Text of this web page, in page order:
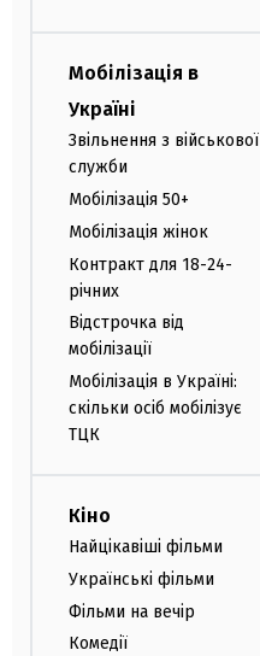
Мобілізація в
Україні
Звільнення з військової
служби
Мобілізація 50+
Мобілізація жінок
Контракт для 18-24-
річних
Відстрочка від
мобілізації
Мобілізація в Україні:
скільки осіб мобілізує
ТЦК
Кіно
Найцікавіші фільми
Українські фільми
Фільми на вечір
Комедії